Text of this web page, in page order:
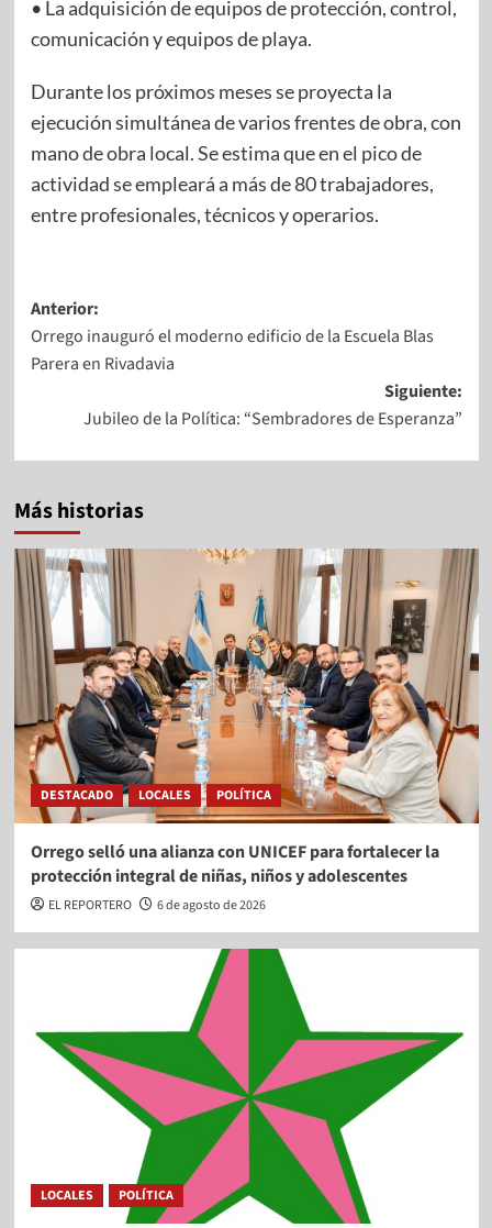
• La adquisición de equipos de protección, control,
comunicación y equipos de playa.
Durante los próximos meses se proyecta la
ejecución simultánea de varios frentes de obra, con
mano de obra local. Se estima que en el pico de
actividad se empleará a más de 80 trabajadores,
entre profesionales, técnicos y operarios.
Anterior:
Orrego inauguró el moderno edificio de la Escuela Blas
Parera en Rivadavia
Siguiente:
Jubileo de la Política: “Sembradores de Esperanza”
Más historias
DESTACADO LOCALES POLÍTICA
Orrego selló una alianza con UNICEF para fortalecer la
protección integral de niñas, niños y adolescentes
EL REPORTERO 6 de agosto de 2026
LOCALES POLÍTICA